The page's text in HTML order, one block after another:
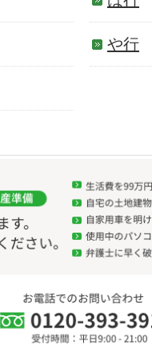
や行